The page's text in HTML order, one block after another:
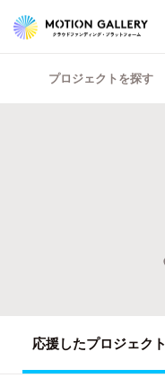
プロジェクトを探す
応援したプロジェクト